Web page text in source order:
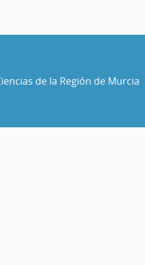
de la Región de Murcia